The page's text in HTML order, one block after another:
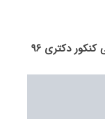
دکتری ۹۶